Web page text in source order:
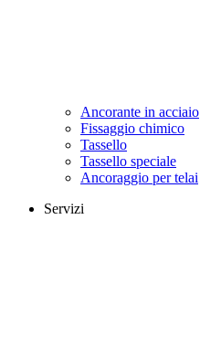
Ancorante in acciaio
Fissaggio chimico
Tassello
Tassello speciale
Ancoraggio per telai
Servizi